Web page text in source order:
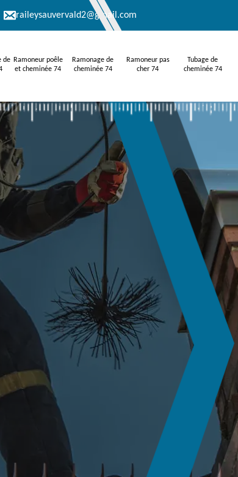
raileysauvervald2@gmail.com
de Ramoneur poêle
et cheminée 74
Ramonage de
cheminée 74
Ramoneur pas
cher 74
Tubage de
cheminée 74